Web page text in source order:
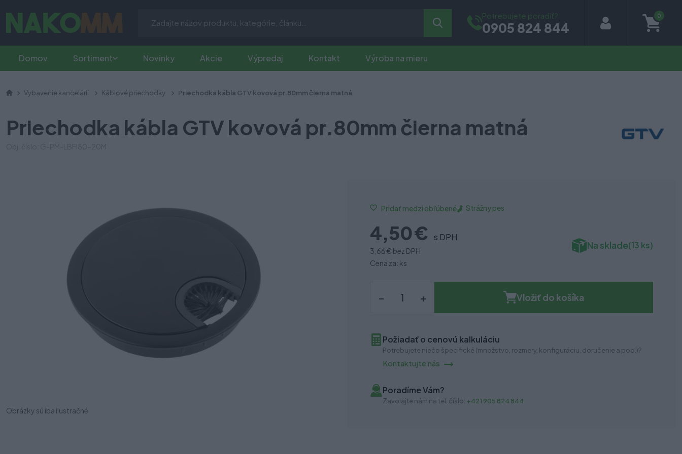
Potrebujete poradiť?
0905 824 844
0
Domov Sortiment Novinky Akcie Výpredaj Kontakt Výroba na mieru
Vybavenie kancelárií Káblové priechodky Priechodka kábla GTV kovová pr.80mm čierna matná
Priechodka kábla GTV kovová pr.80mm čierna matná
Obrázky sú iba ilustračné
Pridať medzi obľúbené Strážny pes
4,50 € s DPH
3,66 € bez DPH
Cena za: ks
Na sklade(13 ks)
– + Vložiť do košíka
Požiadať o cenovú kalkuláciu
Potrebujete niečo špecifické (množstvo, rozmery, konfiguráciu, doručenie a pod.)?
Kontaktujte nás
Poradíme Vám?
Zavolajte nám na tel. číslo: +421 905 824 844